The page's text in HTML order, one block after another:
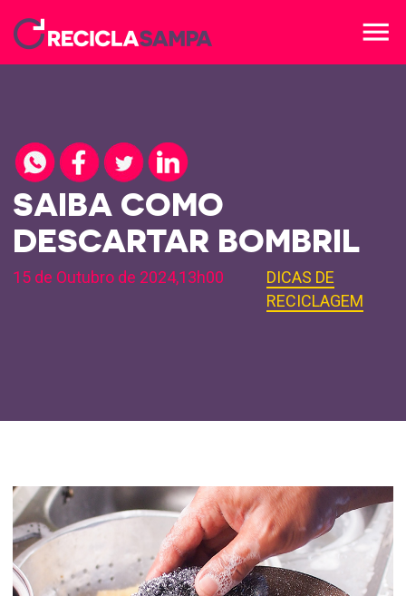
menu
SAIBA COMO
DESCARTAR BOMBRIL
15 de Outubro de 2024,13h00
DICAS DE
RECICLAGEM